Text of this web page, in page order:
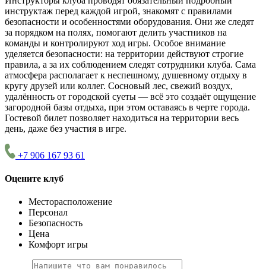
инструктаж перед каждой игрой, знакомят с правилами
безопасности и особенностями оборудования. Они же следят
за порядком на полях, помогают делить участников на
команды и контролируют ход игры. Особое внимание
уделяется безопасности: на территории действуют строгие
правила, а за их соблюдением следят сотрудники клуба. Сама
атмосфера располагает к неспешному, душевному отдыху в
кругу друзей или коллег. Сосновый лес, свежий воздух,
удалённость от городской суеты — всё это создаёт ощущение
загородной базы отдыха, при этом оставаясь в черте города.
Гостевой билет позволяет находиться на территории весь
день, даже без участия в игре.
+7 906 167 93 61
Оцените клуб
Месторасположение
Персонал
Безопасность
Цена
Комфорт игры